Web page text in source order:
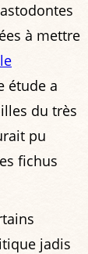
à mettre
étude a
du très
pu
fichus
jadis